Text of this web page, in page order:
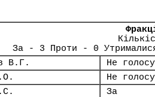
За - 3 Проти - 0
В.Г.
Не
Не
За